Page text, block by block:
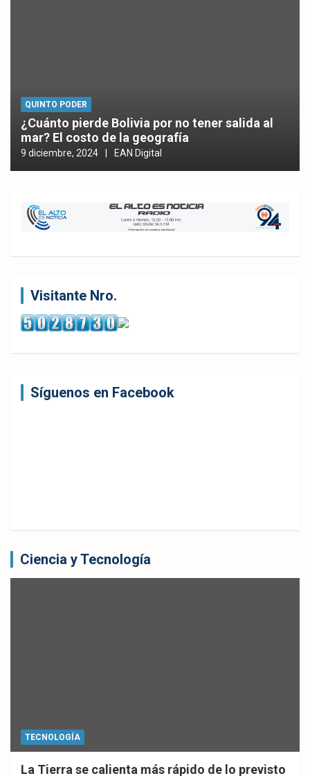
QUINTO PODER
¿Cuánto pierde Bolivia por no tener salida al
mar? El costo de la geografía
9 diciembre, 2024 EAN Digital
Visitante Nro.
Síguenos en Facebook
Ciencia y Tecnología
TECNOLOGÍA
La Tierra se calienta más rápido de lo previsto